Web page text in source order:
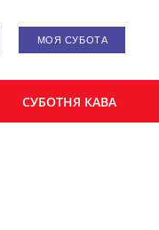
МОЯ СУБОТА
СУБОТНЯ КАВА